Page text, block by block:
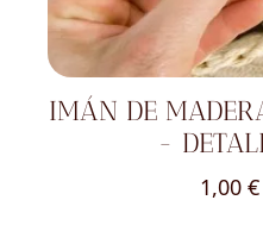
IMÁN DE
-
1,00 €